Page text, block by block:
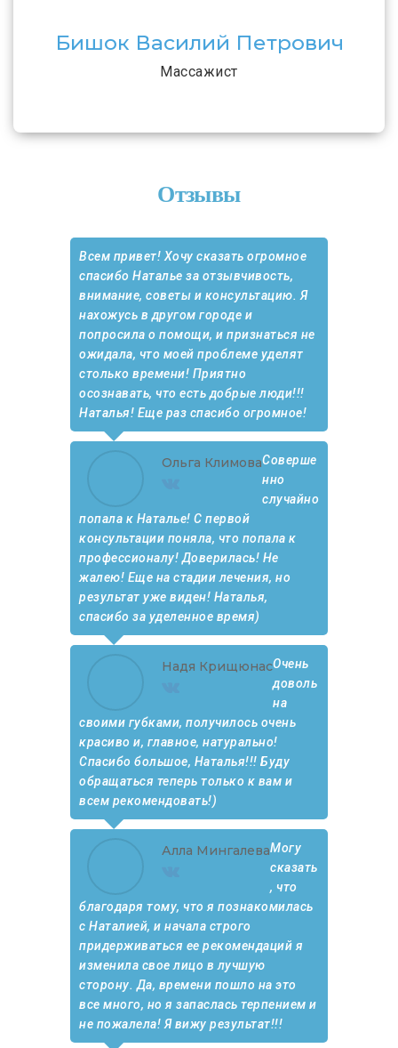
Бишок Василий Петрович
Массажист
Отзывы
Всем привет! Хочу сказать огромное
спасибо Наталье за отзывчивость,
внимание, советы и консультацию. Я
нахожусь в другом городе и
попросила о помощи, и признаться не
ожидала, что моей проблеме уделят
столько времени! Приятно
осознавать, что есть добрые люди!!!
Наталья! Еще раз спасибо огромное!
Ольга КлимоваСоверше
нно
случайно
попала к Наталье! С первой
консультации поняла, что попала к
профессионалу! Доверилась! Не
жалею! Еще на стадии лечения, но
результат уже виден! Наталья,
спасибо за уделенное время)
Надя КрищюнасОчень
доволь
на
своими губками, получилось очень
красиво и, главное, натурально!
Спасибо большое, Наталья!!! Буду
обращаться теперь только к вам и
всем рекомендовать!)
Алла МингалеваМогу
сказать
, что
благодаря тому, что я познакомилась
с Наталией, и начала строго
придерживаться ее рекомендаций я
изменила свое лицо в лучшую
сторону. Да, времени пошло на это
все много, но я запаслась терпением и
не пожалела! Я вижу результат!!!